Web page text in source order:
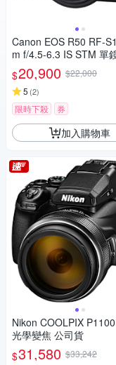
Canon EOS R50 RF-
m f/4.5-6.3 IS STM 單
司貨
$20,900 $22,000
5 (2)
限時下殺 券
加入購物車
Nikon COOLPIX
光學變焦 公司貨
$31,580 $33,242